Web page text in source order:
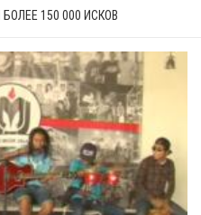
150 000 ИСКОВ